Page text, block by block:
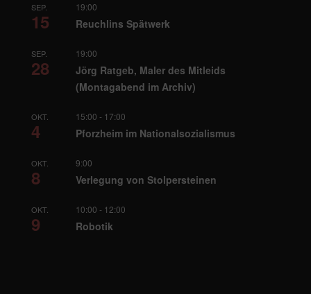
SEP.
15
19:00
Reuchlins Spätwerk
SEP.
28
19:00
Jörg Ratgeb, Maler des Mitleids
(Montagabend im Archiv)
OKT.
4
15:00 - 17:00
Pforzheim im Nationalsozialismus
OKT.
8
9:00
Verlegung von Stolpersteinen
OKT.
9
10:00 - 12:00
Robotik